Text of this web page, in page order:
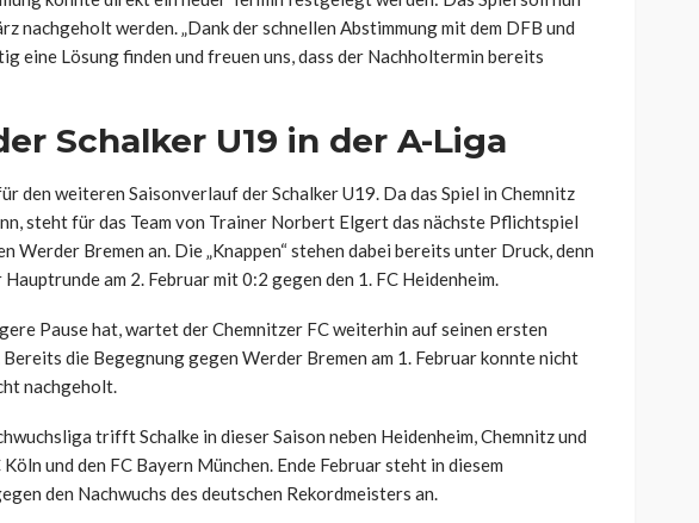
nachgeholt werden. „Dank der schnellen Abstimmung mit dem DFB und
eine Lösung finden und freuen uns, dass der Nachholtermin bereits
Schalker U19 in der A-Liga
den weiteren Saisonverlauf der Schalker U19. Da das Spiel in Chemnitz
steht für das Team von Trainer Norbert Elgert das nächste Pflichtspiel
Werder Bremen an. Die „Knappen“ stehen dabei bereits unter Druck, denn
am 2. Februar mit 0:2 gegen den 1. FC Heidenheim.
Pause hat, wartet der Chemnitzer FC weiterhin auf seinen ersten
die Begegnung gegen Werder Bremen am 1. Februar konnte nicht
nachgeholt.
trifft Schalke in dieser Saison neben Heidenheim, Chemnitz und
und den FC Bayern München. Ende Februar steht in diesem
den Nachwuchs des deutschen Rekordmeisters an.